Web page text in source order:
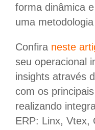
forma dinâmica
uma
Confira neste
seu operacional
insights através
com os
realizando
ERP: Linx, Vtex,